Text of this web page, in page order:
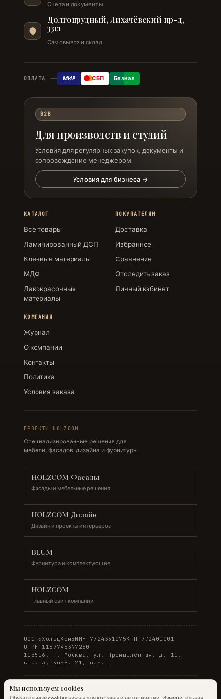
Счета и документы
Долгопрудный, Лихачёвский пр-д,
33с1
Самовывоз и склад
ОПЛАТА МИР СБП Безнал
B2B
Для производств и студий
Условия для регулярных закупок, документы и
сопровождение менеджером.
Условия для бизнеса →
КАТАЛОГ
Все товары
Ламинированный ДСП
Клеевые материалы
МДФ
Лакокрасочные
материалы
ПОКУПАТЕЛЯМ
Доставка
Избранное
Сравнение
Отследить заказ
Личный кабинет
КОМПАНИЯ
Журнал
О компании
Контакты
Политика
Условия заказа
ПРОЕКТЫ HOLZCOM
Специализированные решения для
мебели, фасадов, дизайна и фурнитуры.
HOLZCOM Фасады
Фасады и мебельные решения
HOLZCOM Дизайн
Дизайн и проекты интерьеров
BLUM
Фурнитура и комплектующие
HOLZCOM
Главный сайт компании
ООО «ХольцКом»ИНН 7724361075КПП 772401001
ОГРН 1167746377260
115516, г. Москва, ул. Промышленная, д. 11,
стр. 3, комн. 21, пом. I
Мы используем cookies
Обязательные cookies нужны для корзины и авторизации. Измерительная